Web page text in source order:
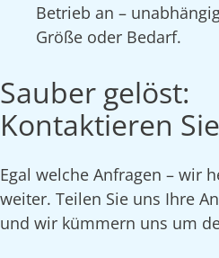
Betrieb an –
Größe oder Bedarf.
Sauber gelöst:
Kontaktieren
Egal welche Anfragen – wir
weiter. Teilen Sie uns Ihre
und wir kümmern uns um